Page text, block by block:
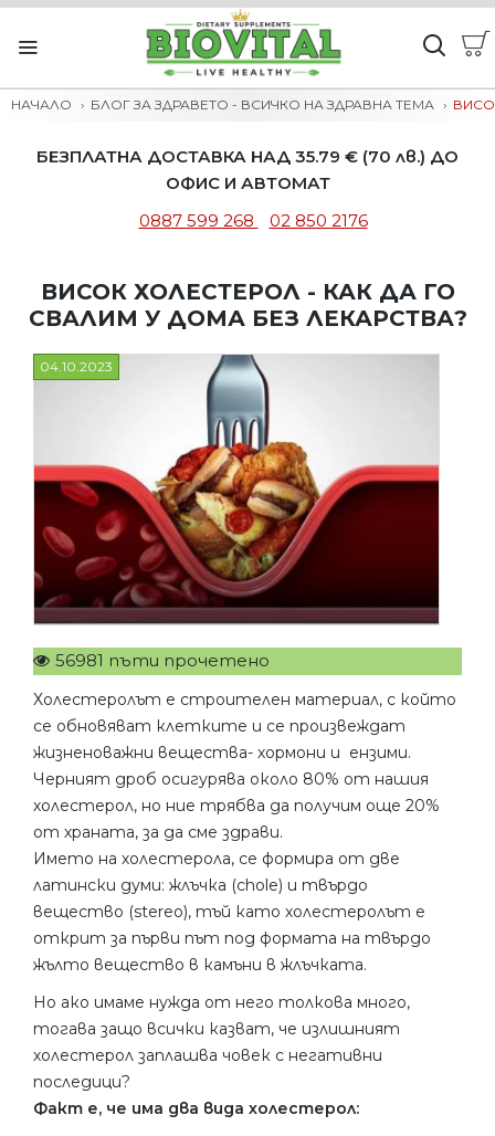
НАЧАЛО БЛОГ ЗА ЗДРАВЕТО - ВСИЧКО НА ЗДРАВНА ТЕМА
БЕЗПЛАТНА ДОСТАВКА НАД 35.79 € (70 лв.) ДО
ОФИС И АВТОМАТ
0887 599 268
02 850 2176
ВИСОК ХОЛЕСТЕРОЛ - КАК ДА ГО
СВАЛИМ У ДОМА БЕЗ ЛЕКАРСТВА?
04.10.2023
56981 пъти прочетено
Холестеролът е строителен материал, с който
се обновяват клетките и се произвеждат
жизненоважни вещества- хормони и ензими.
Черният дроб осигурява около 80% от нашия
холестерол, но ние трябва да получим още 20%
от храната, за да сме здрави.
Името на холестерола, се формира от две
латински думи: жлъчка (chole) и твърдо
вещество (stereo), тъй като холестеролът е
открит за първи път под формата на твърдо
жълто вещество в камъни в жлъчката.
Но ако имаме нужда от него толкова много,
тогава защо всички казват, че излишният
холестерол заплашва човек с негативни
последици?
Факт е, че има два вида холестерол: